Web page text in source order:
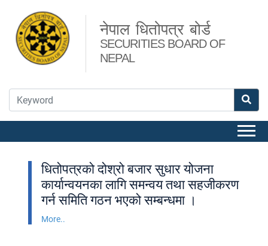
नेपाल धितोपत्र बोर्ड
SECURITIES BOARD OF
NEPAL
धितोपत्रको दोश्रो बजार सुधार योजना
कार्यान्वयनका लागि समन्वय तथा सहजीकरण
गर्न समिति गठन भएको सम्बन्धमा ।
More..